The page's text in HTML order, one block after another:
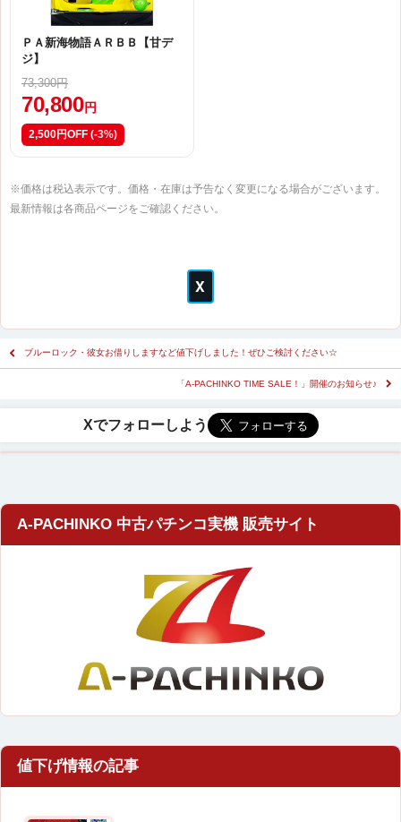
ＰＡ新海物語ＡＲＢＢ【甘デ
ジ】
73,300円
70,800 円
2,500円OFF (-3%)
※価格は税込表示です。価格・在庫は予告なく変更になる場合がございます。
最新情報は各商品ページをご確認ください。
ブルーロック・彼女お借りしますなど値下げしました！ぜひご検討ください☆
「A-PACHINKO TIME SALE！」開催のお知らせ♪
A-PACHINKO 中古パチンコ実機 販売サイト